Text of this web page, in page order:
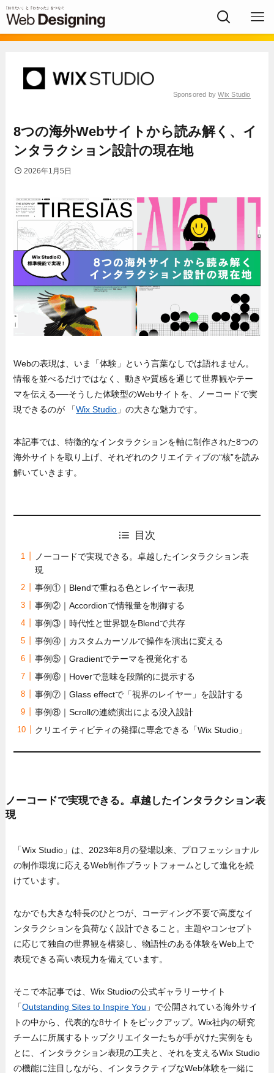
Sponsored byWix Studio
8つの海外Webサイトから読み解く、イ
ンタラクション設計の現在地
2026年1月5日
Webの表現は、いま「体験」という言葉なしでは語れません。
情報を並べるだけではなく、動きや質感を通じて世界観やテー
マを伝える──そうした体験型のWebサイトを、ノーコードで実
現できるのが 「Wix Studio 」の大きな魅力です。
本記事では、特徴的なインタラクションを軸に制作された8つの
海外サイトを取り上げ、それぞれのクリエイティブの“核”を読み
解いていきます。
目次
ノーコードで実現できる。卓越したインタラクション表
現
事例①｜Blendで重ねる色とレイヤー表現
事例②｜Accordionで情報量を制御する
事例③｜時代性と世界観をBlendで共存
事例④｜カスタムカーソルで操作を演出に変える
事例⑤｜Gradientでテーマを視覚化する
事例⑥｜Hoverで意味を段階的に提示する
事例⑦｜Glass effectで「視界のレイヤー」を設計する
事例⑧｜Scrollの連続演出による没入設計
クリエイティビティの発揮に専念できる「Wix Studio」
ノーコードで実現できる。卓越したインタラクション表
現
「Wix Studio」は、2023年8月の登場以来、プロフェッショナル
の制作環境に応えるWeb制作プラットフォームとして進化を続
けています。
なかでも大きな特長のひとつが、コーディング不要で高度なイ
ンタラクションを負荷なく設計できること。主題やコンセプト
に応じて独自の世界観を構築し、物語性のある体験をWeb上で
表現できる高い表現力を備えています。
そこで本記事では、Wix Studioの公式ギャラリーサイト
「Outstanding Sites to Inspire You 」で公開されている海外サイ
トの中から、代表的な8サイトをピックアップ。Wix社内の研究
チームに所属するトップクリエイターたちが手がけた実例をも
とに、インタラクション表現の工夫と、それを支えるWix Studio
の機能に注目しながら、インタラクティブなWeb体験を一緒に